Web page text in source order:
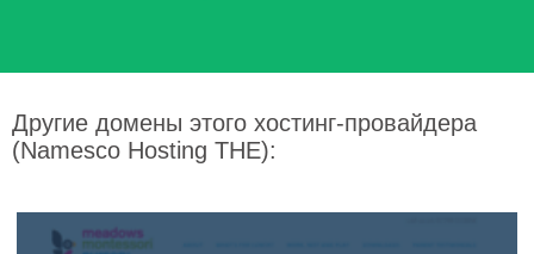
Другие домены этого хостинг-провайдера
(Namesco Hosting THE):